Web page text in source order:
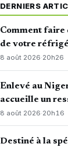
DERNIERS
Comment faire
de votre
8 août 2026·20h26
Enlevé au
accueille un
8 août 2026·20h16
Destiné à la